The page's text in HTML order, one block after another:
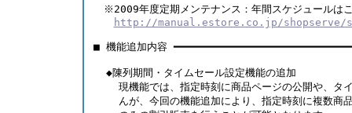
※2009年度定期メンテナンス：年間スケジュールは
http://manual.estore.co.jp/shopserve/
■ 機能追加内容
  ◆陳列期間・タイムセール設定機能の追加
現機能では、指定時刻に商品ページの公開や、タ
んが、今回の機能追加により、指定時刻に複数商